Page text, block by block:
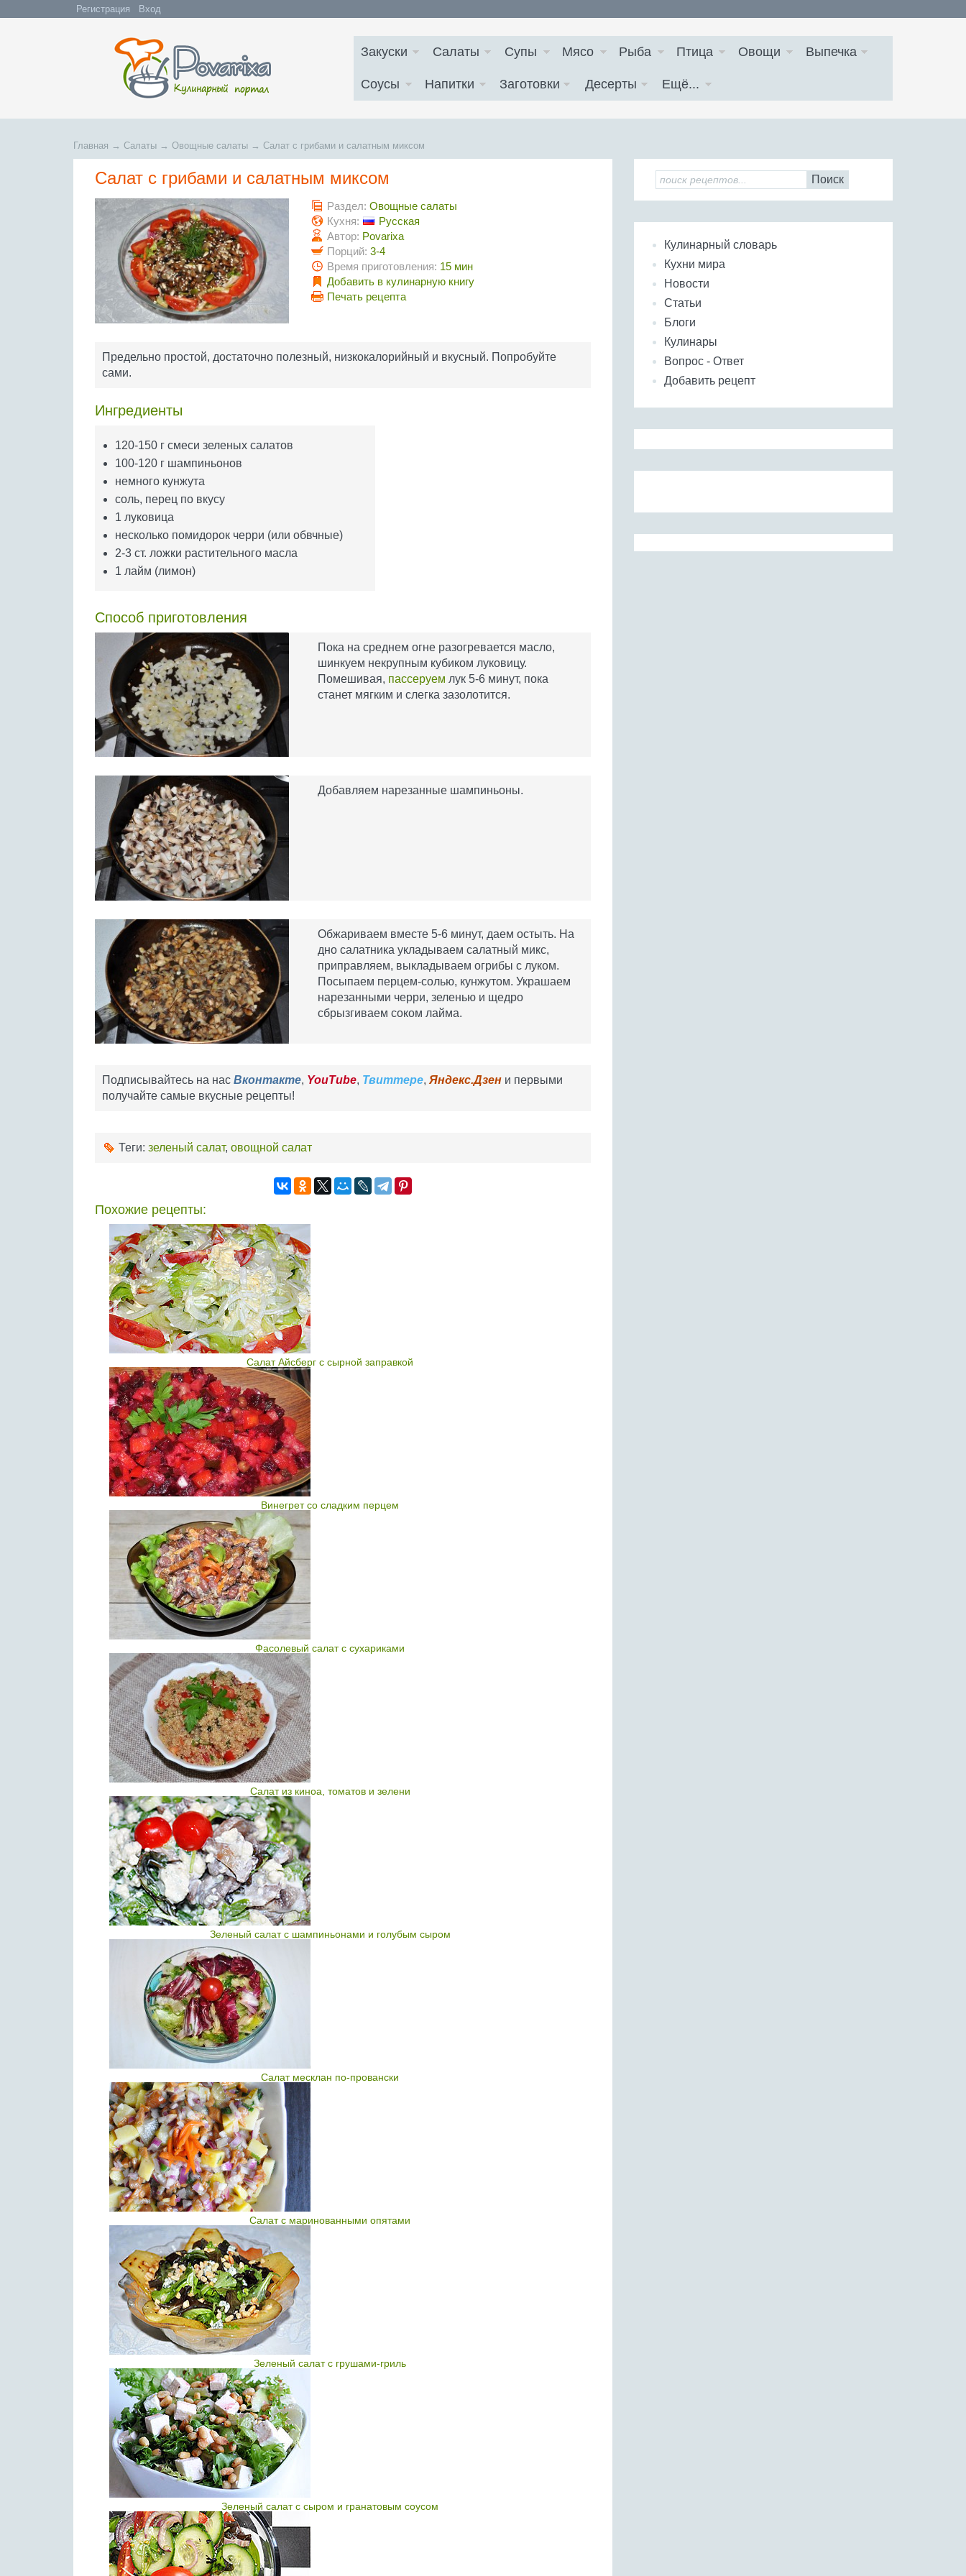
Регистрация Вход
Закуски Салаты Супы Мясо Рыба Птица Овощи Выпечка
Соусы Напитки Заготовки Десерты Ещё...
Главная → Салаты → Овощные салаты → Салат с грибами и салатным миксом
Салат с грибами и салатным миксом
Раздел: Овощные салаты
Кухня:
Русская
Автор: Povarixa
Порций: 3-4
Время приготовления: 15 мин
Добавить в кулинарную книгу
Печать рецепта
Предельно простой, достаточно полезный, низкокалорийный и вкусный. Попробуйте
сами.
Ингредиенты
120-150 г смеси зеленых салатов
100-120 г шампиньонов
немного кунжута
соль, перец по вкусу
1 луковица
несколько помидорок черри (или обвчные)
2-3 ст. ложки растительного масла
1 лайм (лимон)
Способ приготовления
Пока на среднем огне разогревается масло,
шинкуем некрупным кубиком луковицу.
Помешивая, пассеруем лук 5-6 минут, пока
станет мягким и слегка зазолотится.
Добавляем нарезанные шампиньоны.
Обжариваем вместе 5-6 минут, даем остыть. На
дно салатника укладываем салатный микс,
приправляем, выкладываем огрибы с луком.
Посыпаем перцем-солью, кунжутом. Украшаем
нарезанными черри, зеленью и щедро
сбрызгиваем соком лайма.
Подписывайтесь на нас Вконтакте, YouTube, Твиттере, Яндекс.Дзен и первыми
получайте самые вкусные рецепты!
Теги: зеленый салат, овощной салат
Похожие рецепты:
Салат Айсберг с сырной заправкой
Винегрет со сладким перцем
Фасолевый салат с сухариками
Салат из киноа, томатов и зелени
Зеленый салат с шампиньонами и голубым сыром
Салат месклан по-провански
Салат с маринованными опятами
Зеленый салат с грушами-гриль
Зеленый салат с сыром и гранатовым соусом
Поиск
Кулинарный словарь
Кухни мира
Новости
Статьи
Блоги
Кулинары
Вопрос - Ответ
Добавить рецепт